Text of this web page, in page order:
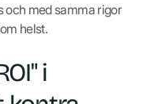
och med samma rigor
helst.
i